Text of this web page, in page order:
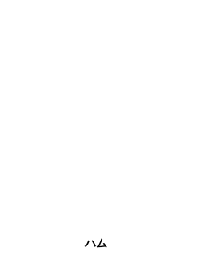
ハム